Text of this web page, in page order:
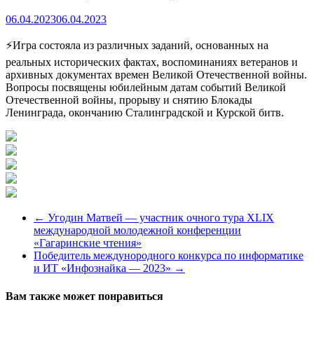
06.04.202306.04.2023
⚡Игра состояла из различных заданий, основанных на
реальных исторических фактах, воспоминаниях ветеранов и
архивных документах времен Великой Отечественной войны.
Вопросы посвящены юбилейным датам событий Великой
Отечественной войны, прорыву и снятию Блокады
Ленинграда, окончанию Сталинградской и Курской битв.
← Угодин Матвей — участник очного тура XLIX
международной молодежной конференции
«Гагаринские чтения»
Победитель междунородного конкурса по информатике
и ИТ «Инфознайка — 2023» →
Вам также может понравиться